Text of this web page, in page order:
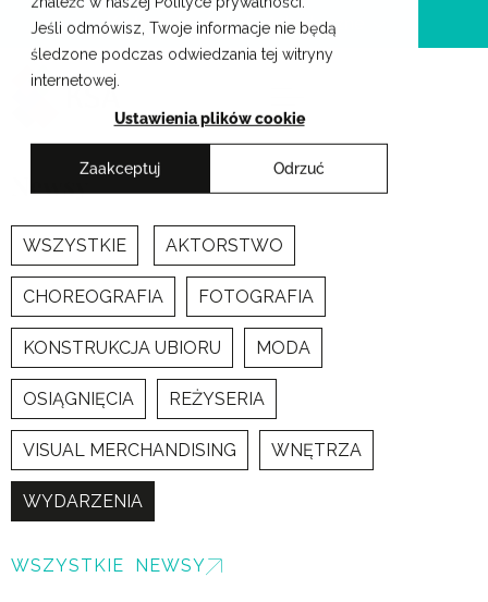
Jeśli odmówisz, Twoje informacje nie będą
śledzone podczas odwiedzania tej witryny
internetowej.
Ustawienia plików cookie
Zaakceptuj Odrzuć
Przejdź
treści
Krakowskie Szkoły Artystyczne
Newsy
WSZYSTKIE AKTORSTWO
CHOREOGRAFIA FOTOGRAFIA
KONSTRUKCJA UBIORU MODA
OSIĄGNIĘCIA REŻYSERIA
VISUAL MERCHANDISING WNĘTRZA
WYDARZENIA
WSZYSTKIE NEWSY